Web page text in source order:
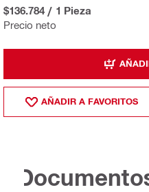
Precio neto
$136.784 / 1 Pieza
AÑADIR A FAVORITOS